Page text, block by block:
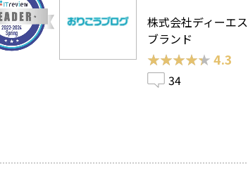
株式会社ディーエス
ブランド
★★★★★
★★★★★ 4.3
34